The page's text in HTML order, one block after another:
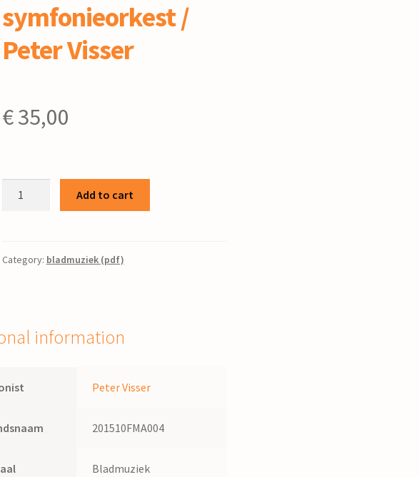
symfonieorkest /
Peter Visser
€35,00
voor
Visser
quantity
Add to cart
Category: bladmuziek (pdf)
information
Peter Visser
201510FMA004
Bladmuziek